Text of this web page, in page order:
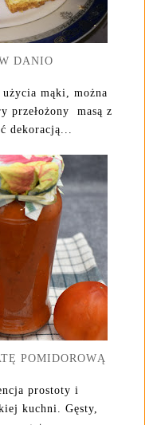
DANIO
mąki, można
przełożony masą z
dekoracją...
POMIDOROWĄ
prostoty i
kuchni. Gęsty,